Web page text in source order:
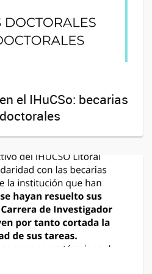
el IHuCSo: becarias